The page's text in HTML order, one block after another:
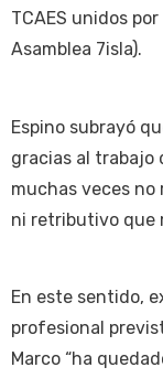
TCAES unidos
Asamblea 7isla).
Espino subrayó
gracias al trabajo
muchas veces
ni retributivo que
En este sentido,
profesional
Marco “ha